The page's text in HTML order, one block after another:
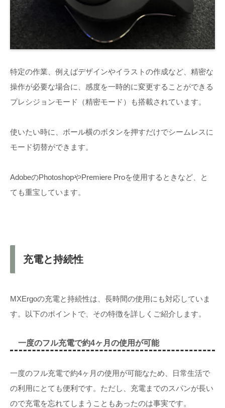
特定の作業、例えばデザインやイラストの作成など、精密な
操作が必要な場合に、感度を一時的に変更することができる
プレシジョンモード（精密モード）も搭載されています。
使いたい時に、ボール横のボタンを押すだけでシームレスに
モード切替ができます。
AdobeのPhotoshopやPremiere Proを使用するときなど、と
ても重宝しています。
充電と持続性
MXErgoの充電と持続性は、長時間の使用にも対応していま
す。以下のポイントで、その特徴を詳しくご紹介します。
一度のフル充電で約4ヶ月の使用が可能
一度のフル充電で約4ヶ月の使用が可能なため、日常生活で
の利用にとても便利です。ただし、充電までのスパンが長い
ので充電を忘れてしまうこともあったのは事実です。